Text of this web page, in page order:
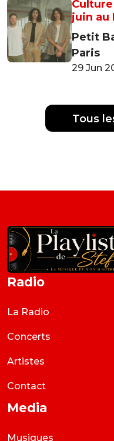
juin au
Petit
Paris
29 Jun
Tous
Radio
La Radio
Concerts
Artistes
Contact
Media
Musiques